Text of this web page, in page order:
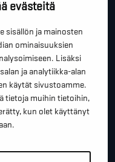
evästeitä
sisällön ja mainosten
ominaisuuksien
Lisäksi
ja analytiikka-alan
käytät sivustoamme.
tietoja muihin tietoihin,
kun olet käyttänyt